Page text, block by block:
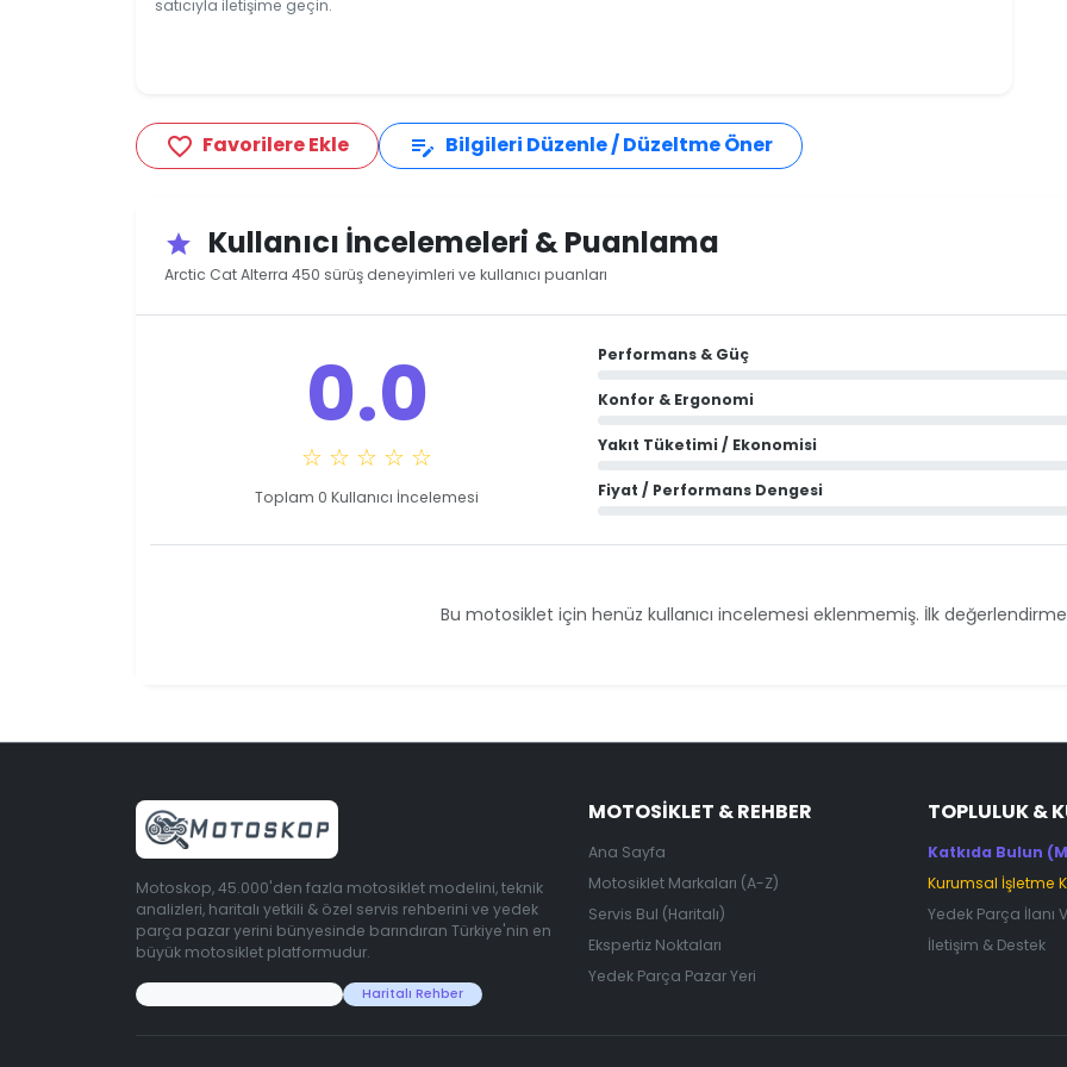
satıcıyla iletişime geçin.
favorite_border Favorilere Ekle edit_note Bilgileri Düzenle / Düzeltme Öner
star Kullanıcı İncelemeleri & Puanlama
Arctic Cat Alterra 450 sürüş deneyimleri ve kullanıcı puanları
0.0
☆ ☆ ☆ ☆ ☆
Toplam 0 Kullanıcı İncelemesi
Performans & Güç
Konfor & Ergonomi
Yakıt Tüketimi / Ekonomisi
Fiyat / Performans Dengesi
Bu motosiklet için henüz kullanıcı incelemesi eklenmemiş. İlk
Motoskop, 45.000'den fazla motosiklet modelini, teknik
analizleri, haritalı yetkili & özel servis rehberini ve yedek
parça pazar yerini bünyesinde barındıran Türkiye'nin en
büyük motosiklet platformudur.
Haritalı Rehber
MOTOSIKLET & REHBER
Ana Sayfa
Motosiklet Markaları (A-Z)
Servis Bul (Haritalı)
Ekspertiz Noktaları
Yedek Parça Pazar Yeri
TOPLULUK &
Katkıda Bulun
Kurumsal İşletme
Yedek Parça İlanı
İletişim & Destek